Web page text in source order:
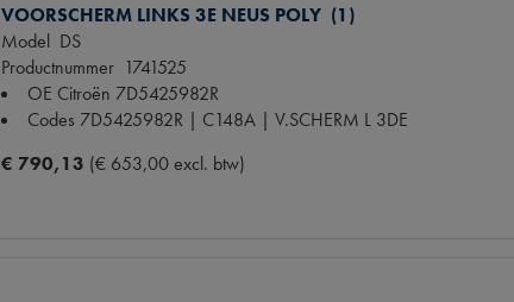
VOORSCHERM LINKS 3E NEUS POLY (1)
Model DS
Productnummer 1741525
OE Citroën 7D5425982R
Codes 7D5425982R | C148A | V.SCHERM L 3DE
€ 790,13 (€ 653,00 excl. btw)